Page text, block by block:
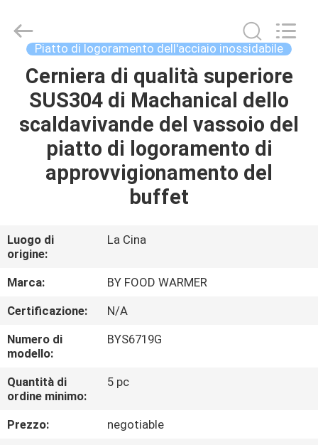
CASA
PRODOTTI
CIRCA
GIRO
DELLA
FABBRICA
CONTROLLO
DI
QUALITÀ
CONTATTICI
Hardware
Products
Reserved.
Piatto di logoramento dell'acciaio inossidabile
Cerniera di qualità superiore
SUS304 di Machanical dello
scaldavivande del vassoio del
piatto di logoramento di
approvvigionamento del
buffet
Luogo di
origine:
La Cina
Marca:
BY FOOD WARMER
Certificazione:
N/A
Numero di
modello:
BYS6719G
Quantità di
ordine minimo:
5 pc
Prezzo:
negotiable